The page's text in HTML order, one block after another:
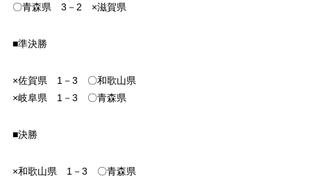
〇青森県 3－2 ×滋賀県
■準決勝
×佐賀県 1－3 〇和歌山県
×岐阜県 1－3 〇青森県
■決勝
×和歌山県 1－3 〇青森県